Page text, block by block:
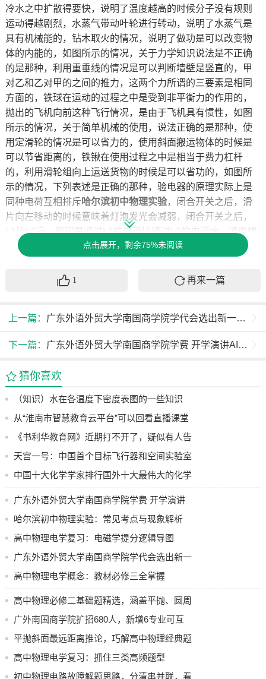
冷水之中扩散得要快，说明了温度越高的时候分子没有规则
运动得越剧烈，水蒸气带动叶轮进行转动，说明了水蒸气是
具有机械能的，钻木取火的情况，说明了做功是可以改变物
体的内能的，如图所示的情况，关于力学知识说法是不正确
的是那种，利用重垂线的情况是可以判断墙壁是竖直的，甲
对乙和乙对甲的之间的推力，这两个力所谓的三要素是相同
方面的，铁球在运动的过程之中是受到非平衡力的作用的，
抛出的飞机向前这种飞行情况，是由于飞机具有惯性，如图
所示的情况，关于简单机械的使用，说法正确的是那种，使
用定滑轮的情况是可以省力的，使用斜面搬运物体的时候是
可以节省距离的，铁锹在使用过程之中是相当于费力杠杆
的，利用滑轮组向上运送货物的时候是可以省功的，如图所
示的情况，下列表述是正确的那种，验电器的原理实际上是
同种电荷互相排斥哈尔滨初中物理实验，闭合开关之后，滑
片向左移动的时候意味着灯泡发光会减弱，闭合开关之后，
L1比L2亮，原因是通过L1的电流比通过L2的电流大，通电螺
线管的左端是为S极，如图所示的情况，下列说法正确的是，
大的，沉入水底的石头受到的浮力等于石头排开水的重力，
机原理的那种，是实验进行探究方面，具有让通电导线在磁
产生磁场的情况，是实验进行探究方面，有着导体在磁场之
电流产生热量的因素，下列关于安全用电的有所描述，是不
正确的那种，有金属外壳的电水壶应当连接三孔插座，当家
断，白炽灯螺丝口灯座的螺丝套是与相线相连的，人双手同
时接触火线和零线的时候会发生触电事故，如图关于压强知
识，下列说法正确的是，不同楼层的水龙头受到的液体压强
是相同的，小鸡自动喂水器实际是相当于连通器的，用吸管
小地面受到的压强的，如图所示这样，电源电压始终没有变
化是恒为3V，灯泡L上面标有“3V 1.5W”字样，前面的情况都
响，滑动变阻器R最大阻值是为30Ω，电压表量程是“0﹣
3V”，电流表量程为“0﹣0.6A”。在电路处于安全状况之下，作
出如下判断，正确的是，灯泡L正常发光之际的电流为2A，只
10Ω，只闭合开关S，此电路所能达到的最大功率是1.8W，把
滑片P移至R的最左边，闭合开关S、S1，电流表示出的示数
为0.6A13，“雷达”运用其功能发现军事目标，植物借助“光合
纤维素，表明电磁波具备。14．如图所示，被测物体的长度
点击展开，剩余75%未阅读
1 再来一篇
上一篇： 广东外语外贸大学南国商学院学代会选出新一届主席团
下一篇： 广东外语外贸大学南国商学院学费 开学演讲AI时代
猜你喜欢
（知识）水在各温度下密度表图的一些知识
从“淮南市智慧教育云平台”可以回看直播课堂
了
《书利华教育网》近期打不开了，疑似有人告
其侵权
天宫一号：中国首个目标飞行器和空间实验室
的辉煌之旅
中国十大化学学家排行国外十大最伟大的化学
学家都有谁→MAIGOO生活榜
广东外语外贸大学南国商学院学费 开学演讲
AI时代
哈尔滨初中物理实验：常见考点与现象解析
高中物理电学复习：电磁学提分逻辑导图
广东外语外贸大学南国商学院学代会选出新一
届主席团
高中物理电学概念：教材必修三全掌握
高中物理必修二基础题精选，涵盖平抛、圆周
运动等题型
广外南国商学院扩招680人，新增6专业可互
转
平抛斜面最远距离推论，巧解高中物理经典题
高中物理电学复习：抓住三类高频题型
初中物理电路故障解题思路，分清串并联，看